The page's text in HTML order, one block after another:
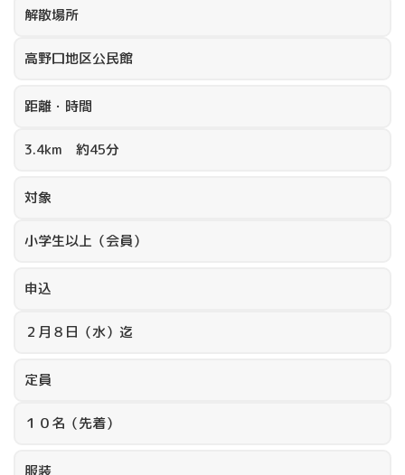
解散場所
高野口地区公民館
距離・時間
3.4km 約45分
対象
小学生以上（会員）
申込
２月８日（水）迄
定員
１０名（先着）
服装